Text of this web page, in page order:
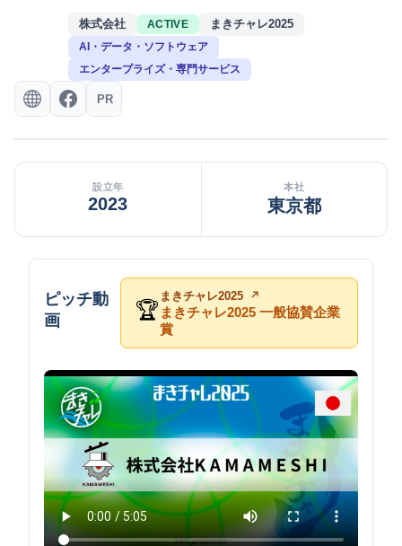
株式会社 ACTIVE まきチャレ2025
AI・データ・ソフトウェア
エンタープライズ・専門サービス
PR
設立年
2023
本社
東京都
ピッチ動
画
🏆
まきチャレ2025
まきチャレ2025 一般協賛企業
賞